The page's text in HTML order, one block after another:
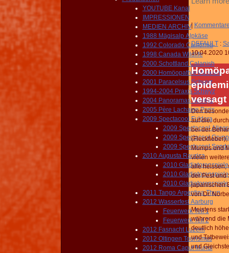
YOUTUBE Kanal
IMPRESSIONEN
MEDIEN ARCHIV
1988 Mägisalp Alpkäse
1992 Colorado California
1998 Canada Wildlife
2000 Schottland Calanish
2000 Homöopathie Museum
2001 Paracelsus Schwyz
1994-2004 Praxis Schwyz
2004 Panoramas Schwyz
2005 Père Lachaise Paris
2009 Spectacool Fuldera
2009 Spectacool
2009 Spectacool
2009 Spectacool
2010 Augusta Raurica
2010
2010
2010
2011 Tango Argentina Thun
2012 Wasserfest Aarburg
Feuerwerk Teil 1
Feuerwerk Teil 2
2012 Fasnacht Luzern
2012 Oltingen Tourismus
2012 Roma Caput Mundi
| Kommentare
DEFAULT:
10.04.2020
versagt
Den
auf die,
bei der
Mumps und
vielen
alle heissen,
der Pest und
japanischen
von Dr.
Meistens
während die
deutlich
und
und